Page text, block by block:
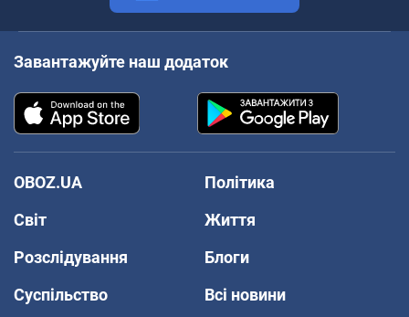
Завантажуйте наш додаток
OBOZ.UA
Політика
Світ
Життя
Розслідування
Блоги
Суспільство
Всі новини